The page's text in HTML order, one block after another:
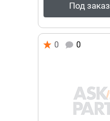
Под заказ
0 0